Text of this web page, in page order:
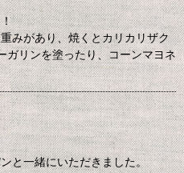
みがあり、焼くとカリカリザク
ガリンを塗ったり、コーンマヨネ
と一緒にいただきました。